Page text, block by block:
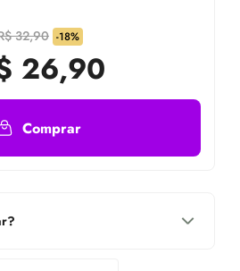
32,90 -18%
26,90
Comprar